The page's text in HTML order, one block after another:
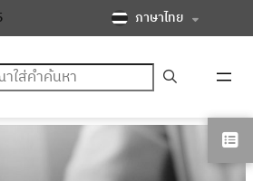
ภาษาไทย